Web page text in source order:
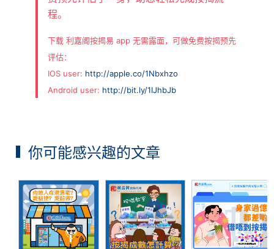
程。
下载 利嘉阁按揭易 app 无需露面，可做免费按揭预先
评估：
IOS user: http://apple.co/1Nbxhzo
Android user: http://bit.ly/1IJhbJb
你可能感兴趣的文章